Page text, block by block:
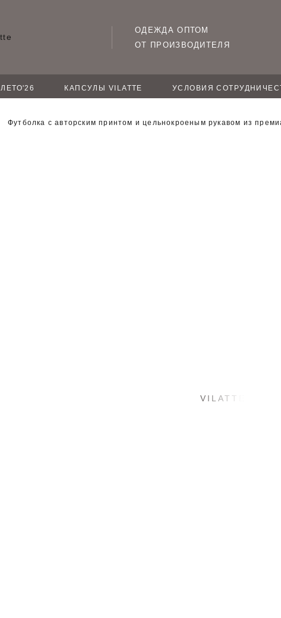
ОДЕЖДА ОПТОМ
ОТ ПРОИЗВОДИТЕЛЯ
ЛЕТО'26 КАПСУЛЫ VILATTE УСЛОВИЯ
Футболка с авторским принтом и цельнокроеным рукавом из